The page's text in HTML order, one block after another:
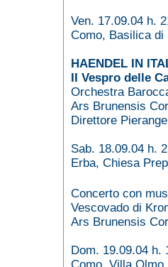
Ven. 17.09.04 h.
Como, Basilica di
HAENDEL IN
II Vespro delle
Orchestra
Ars Brunensis
Direttore
Sab. 18.09.04 h.
Erba, Chiesa
Concerto con
Vescovado di
Ars Brunensis
Dom. 19.09.04 h.